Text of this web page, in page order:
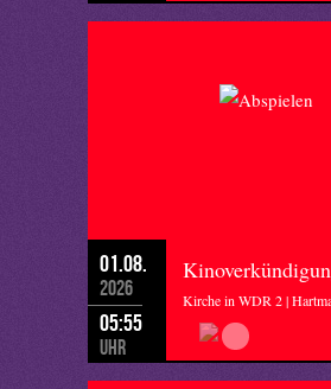
01.08.
2026
05:55
Uhr
Kirche in WDR 2 |